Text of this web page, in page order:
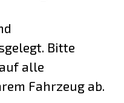
Bitte
alle
Fahrzeug ab.